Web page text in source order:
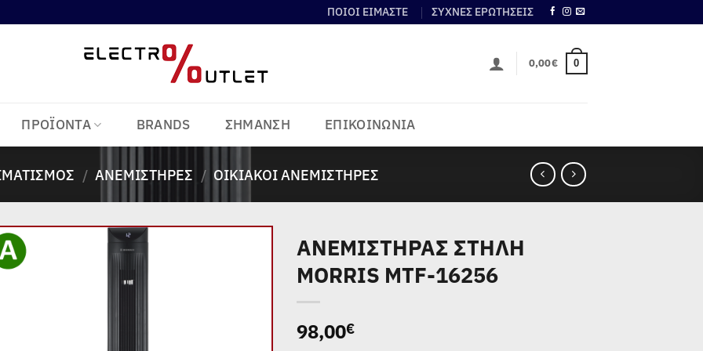
ΠΟΙΟΙ ΕΙΜΑΣΤΕ ΣΥΧΝΕΣ ΕΡΩΤΗΣΕΙΣ
0,00€ 0
ΠΡΟΪΟΝΤΑ BRANDS ΣΗΜΑΝΣΗ ΕΠΙΚΟΙΝΩΝΙΑ
/ ΑΝΕΜΙΣΤΉΡΕΣ / ΟΙΚΙΑΚΟΊ ΑΝΕΜΙΣΤΉΡΕΣ
ΑΝΕΜΙΣΤΗΡΑΣ ΣΤΗΛΗ
MORRIS MTF-16256
98,00€